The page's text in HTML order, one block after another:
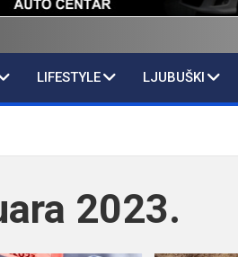
LIFESTYLE LJUBUŠKI
2023.